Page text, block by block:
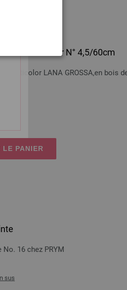
bois Multicolor N° 4,5/60cm
Multicolor LANA GROSSA,en bois
LE PANIER
16 chez PRYM
sus